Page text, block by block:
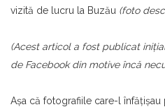
vizită de lucru la Buzău (foto
(Acest articol a fost publicat
de Facebook din motive încă
Aşa că fotografiile care-l înfăţişau